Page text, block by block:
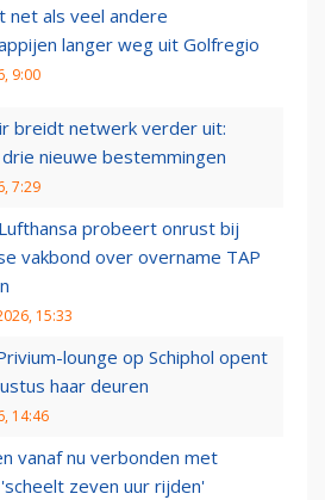
net als veel andere
langer weg uit Golfregio
9:00
breidt netwerk verder uit:
nieuwe bestemmingen
7:29
probeert onrust bij
vakbond over overname TAP
15:33
lounge op Schiphol opent
haar deuren
14:46
vanaf nu verbonden met
zeven uur rijden'